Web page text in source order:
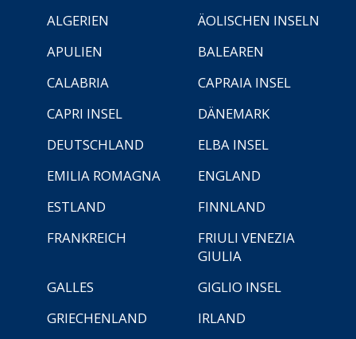
ALGERIEN
ÄOLISCHEN INSELN
APULIEN
BALEAREN
CALABRIA
CAPRAIA INSEL
CAPRI INSEL
DÄNEMARK
DEUTSCHLAND
ELBA INSEL
EMILIA ROMAGNA
ENGLAND
ESTLAND
FINNLAND
FRANKREICH
FRIULI VENEZIA
GIULIA
GALLES
GIGLIO INSEL
GRIECHENLAND
IRLAND